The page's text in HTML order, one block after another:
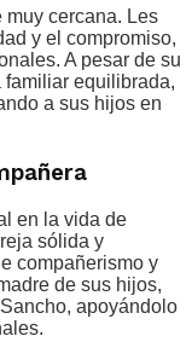
muy cercana. Les
y el compromiso,
A pesar de su
familiar equilibrada,
a sus hijos en
en la vida de
sólida y
compañerismo y
de sus hijos,
apoyándolo